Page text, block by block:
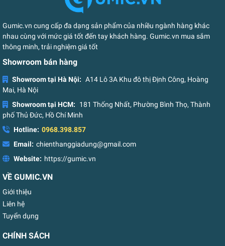
Gumic.vn cung cấp đa dạng sản phẩm của nhiều ngành hàng khác
nhau cùng với mức giá tốt đến tay khách hàng. Gumic.vn mua sắm
thông minh, trải nghiệm giá tốt
Showroom bán hàng
Showroom tại Hà Nội: A14 Lô 3A Khu đô thị Định Công, Hoàng
Mai, Hà Nội
Showroom tại HCM:
181 Thống Nhất, Phường Bình Thọ, Thành
phố Thủ Đức, Hồ Chí Minh
Hotline: 0968.398.857
Email: chienthanggiadung@gmail.com
Website: https://gumic.vn
VỀ GUMIC.VN
Giới thiệu
Liên hệ
Tuyển dụng
CHÍNH SÁCH